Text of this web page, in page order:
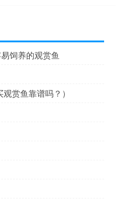
饲养的观赏鱼
赏鱼靠谱吗？）